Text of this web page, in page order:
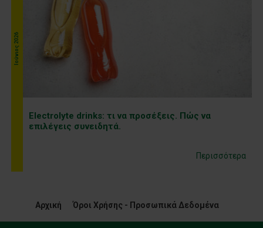
Ιούνιος 2026
Electrolyte drinks: τι να προσέξεις. Πώς να
επιλέγεις συνειδητά.
Περισσότερα
Αρχική Όροι Χρήσης - Προσωπικά Δεδομένα